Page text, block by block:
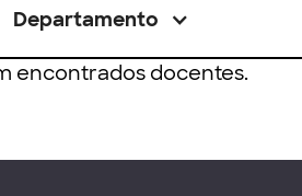
Departamento
encontrados docentes.